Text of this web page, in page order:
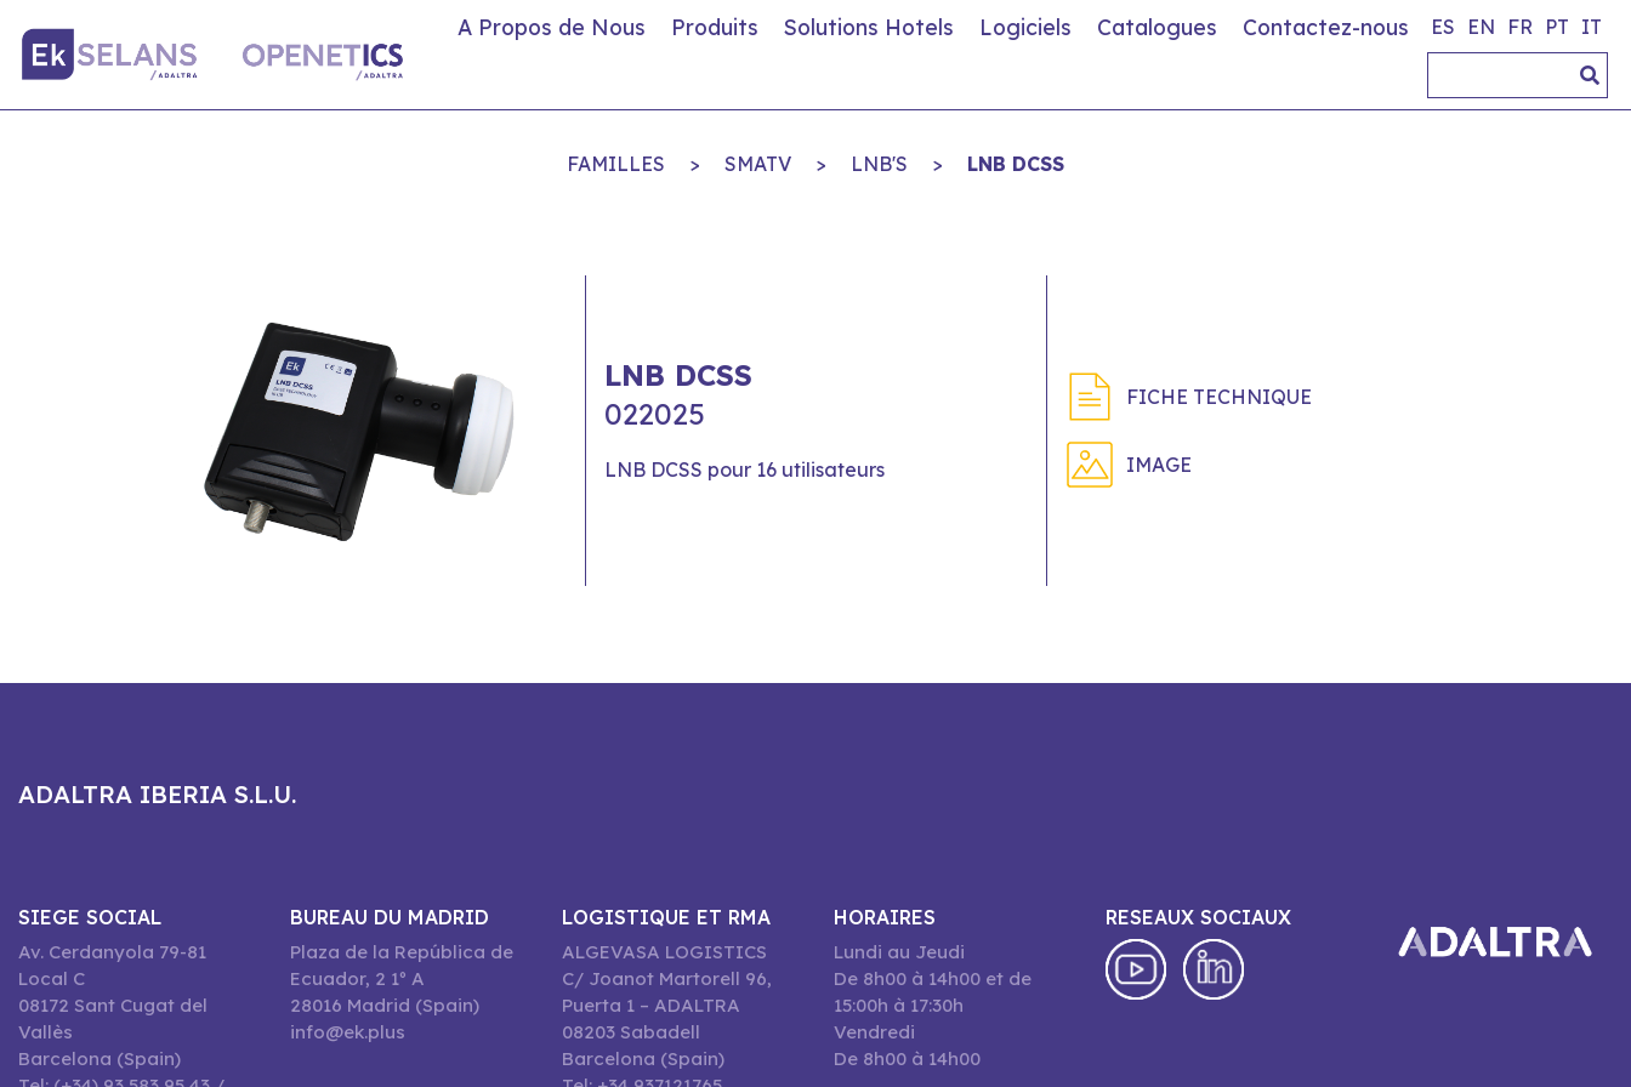
A Propos de Nous Produits Solutions Hotels Logiciels Catalogues Contactez-nous ES EN FR PT IT
FAMILLES > SMATV > LNB'S > LNB DCSS
LNB DCSS
022025
LNB DCSS pour 16 utilisateurs
FICHE TECHNIQUE
IMAGE
ADALTRA IBERIA S.L.U.
SIEGE SOCIAL
Av. Cerdanyola 79-81
Local C
08172 Sant Cugat del
Vallès
Barcelona (Spain)
BUREAU DU MADRID
Plaza de la República de
Ecuador, 2 1º A
28016 Madrid (Spain)
info@ek.plus
LOGISTIQUE ET RMA
ALGEVASA LOGISTICS
C/ Joanot Martorell 96,
Puerta 1 – ADALTRA
08203 Sabadell
Barcelona (Spain)
HORAIRES
Lundi au Jeudi
De 8h00 à 14h00 et de
15:00h à 17:30h
Vendredi
De 8h00 à 14h00
RESEAUX SOCIAUX